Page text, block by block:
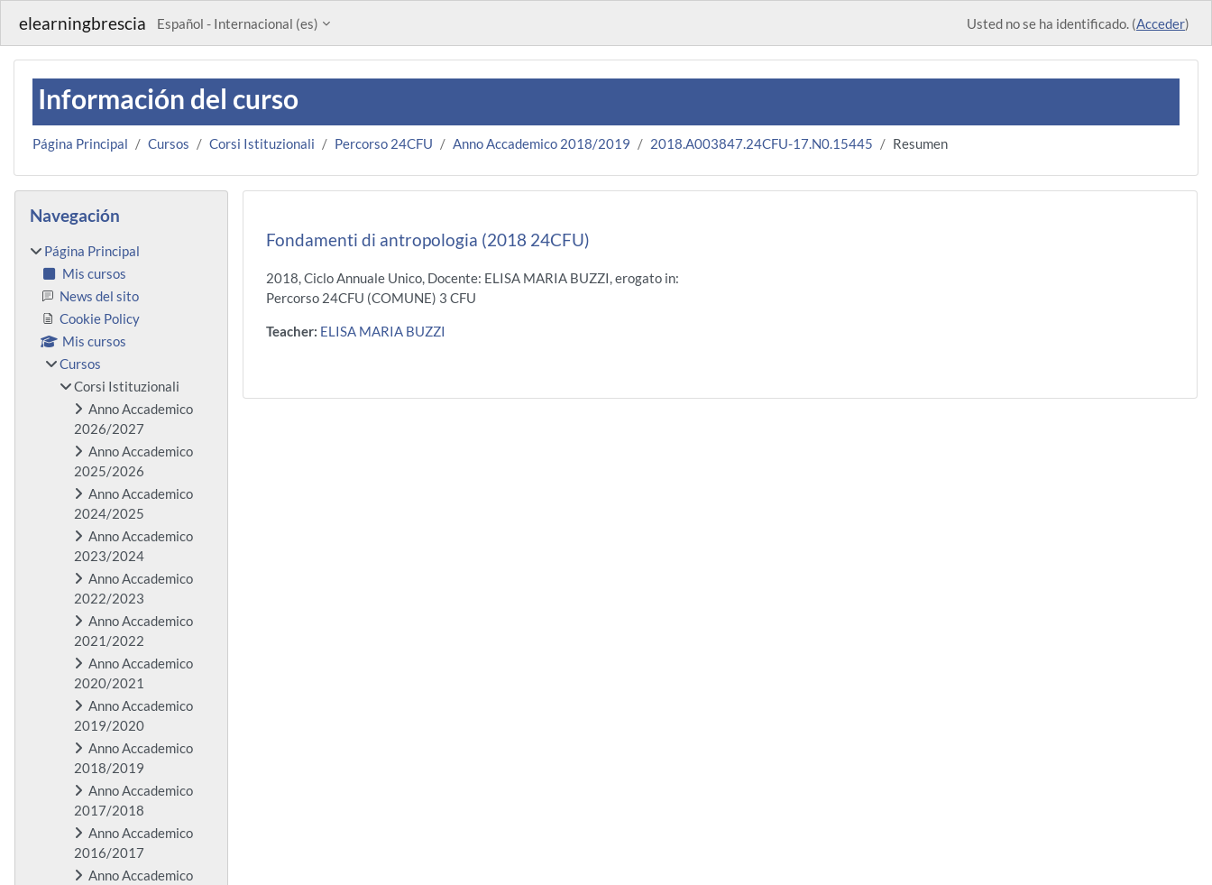
elearningbrescia Español - Internacional ‎(es)‎ Usted no se ha identificado. (Acceder)
Información del curso
Página Principal Cursos Corsi Istituzionali Percorso 24CFU Anno Accademico 2018/2019 2018.A003847.24CFU-17.N0.15445 Resumen
Fondamenti di antropologia (2018 24CFU)
2018, Ciclo Annuale Unico, Docente: ELISA MARIA BUZZI, erogato in:
Percorso 24CFU (COMUNE) 3 CFU
Teacher: ELISA MARIA BUZZI
Bloques
Navegación
Página Principal
Mis cursos
News del sito
Cookie Policy
Mis cursos
Cursos
Corsi Istituzionali
Anno Accademico
2026/2027
Anno Accademico
2025/2026
Anno Accademico
2024/2025
Anno Accademico
2023/2024
Anno Accademico
2022/2023
Anno Accademico
2021/2022
Anno Accademico
2020/2021
Anno Accademico
2019/2020
Anno Accademico
2018/2019
Anno Accademico
2017/2018
Anno Accademico
2016/2017
Anno Accademico